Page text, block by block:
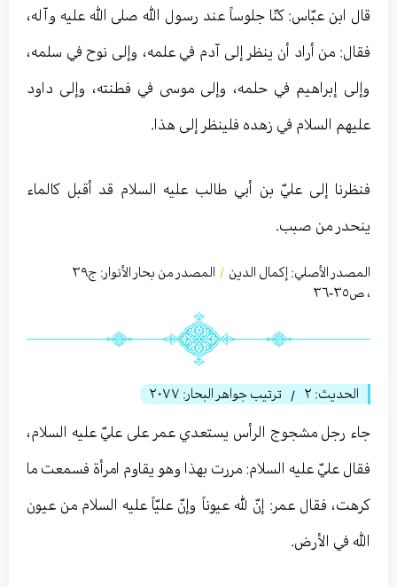
قال ابن عبّاس: كنّا جلوساً عند رسول الله صلى الله عليه وآله،
فقال: من أراد أن ينظر إلى آدم في علمه، وإلى نوح في سلمه،
وإلى إبراهيم في حلمه، وإلى موسى في فطنته، وإلى داود
عليهم السلام في زهده فلينظر إلى هذا.
فنظرنا إلى عليّ بن أبي طالب عليه السلام قد أقبل كالماء
ينحدر من صبب.
المصدر الأصلي: إكمال الدين / المصدر من بحار الأنوار: ج٣٩
، ص٣٥-٣٦
الحديث: ٢ / ترتيب جواهر البحار: ٢٠٧٧
جاء رجل مشجوج الرأس يستعدي عمر على عليّ عليه السلام،
فقال عليّ عليه السلام: مررت بهذا وهو يقاوم امرأة فسمعت ما
كرهت، فقال عمر: إنّ لله عيوناً وإنّ عليّاً عليه السلام من عيون
الله في الأرض.